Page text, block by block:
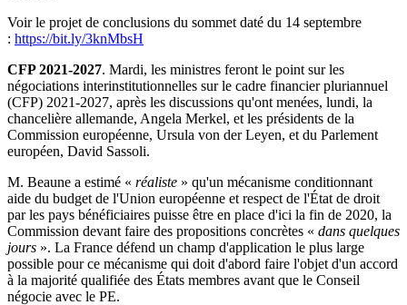
Voir le projet de conclusions du sommet daté du 14 septembre
: https://bit.ly/3knMbsH
CFP 2021-2027. Mardi, les ministres feront le point sur les
négociations interinstitutionnelles sur le cadre financier pluriannuel
(CFP) 2021-2027, après les discussions qu'ont menées, lundi, la
chancelière allemande, Angela Merkel, et les présidents de la
Commission européenne, Ursula von der Leyen, et du Parlement
européen, David Sassoli.
M. Beaune a estimé « réaliste » qu'un mécanisme conditionnant
aide du budget de l'Union européenne et respect de l'État de droit
par les pays bénéficiaires puisse être en place d'ici la fin de 2020, la
Commission devant faire des propositions concrètes « dans quelques
jours ». La France défend un champ d'application le plus large
possible pour ce mécanisme qui doit d'abord faire l'objet d'un accord
à la majorité qualifiée des États membres avant que le Conseil
négocie avec le PE.